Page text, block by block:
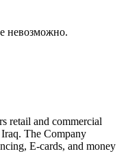
невозможно.
retail and commercial
The Company
E-cards, and money